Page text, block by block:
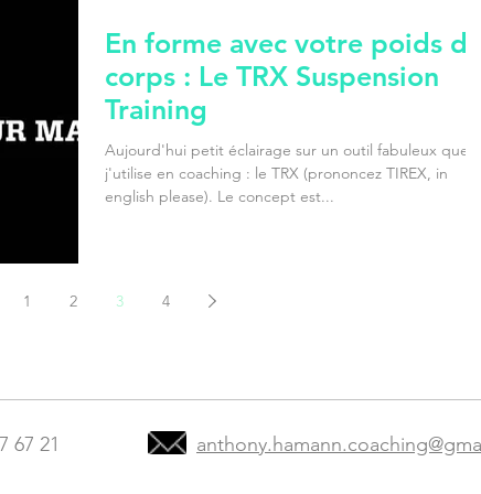
En forme avec votre poids de
corps : Le TRX Suspension
Training
Aujourd'hui petit éclairage sur un outil fabuleux que
j'utilise en coaching : le TRX (prononcez TIREX, in
english please). Le concept est...
1 2 3 4
67 21